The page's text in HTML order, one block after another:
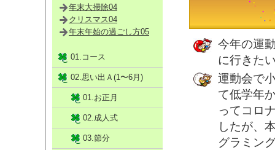
今年の運
に行きた
運動会で
て低学年
ってコロ
したが、
グラミン
年末大掃除04
クリスマス04
年末年始の過ごし方05
01.コース
02.思い出Ａ(1〜6月)
01.お正月
02.成人式
03.節分